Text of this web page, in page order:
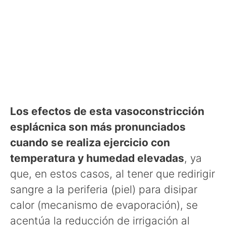
Los efectos de esta vasoconstricción
esplácnica son más pronunciados
cuando se realiza ejercicio con
temperatura y humedad elevadas, ya
que, en estos casos, al tener que redirigir
sangre a la periferia (piel) para disipar
calor (mecanismo de evaporación), se
acentúa la reducción de irrigación al